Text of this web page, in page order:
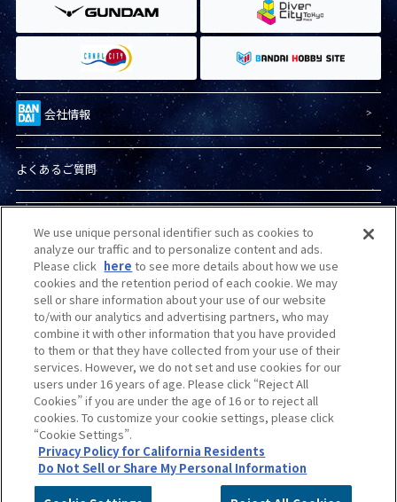
会社情報
よくあるご質問
プライバシーポリシー
プライバシーオプション
商品（ガンプラ）に関するお問い合わせ
Do Not Sell or Share My Personal Information
カスタマーハラスメントに対する基本的な対応方針
©創通・サンライズ ©創通・サンライズ・MBS©サンライズ
We use unique personal identifier such as cookies to
analyze our traffic and to personalize content and ads.
Please click here to see more details about how we use
cookies and the retention period of each cookie. We may
sell or share information about your use of our website
to/with our analytics and advertising partners, who may
combine it with other information that you have provided
to them or that they have collected from your use of their
services. However, we do not set and use cookies for our
users under 16 years of age. Please click “Reject All
Cookies” if you are under the age of 16 or to reject all
cookies. To customize your cookie settings, please click
“Cookie Settings”.
Privacy Policy for California Residents
Do Not Sell or Share My Personal Information